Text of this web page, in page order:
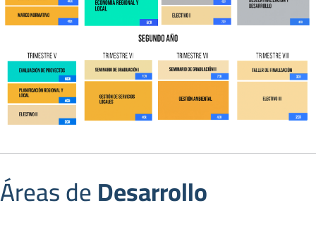
Áreas deDesarrollo